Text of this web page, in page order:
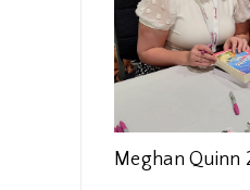
Meghan Quinn